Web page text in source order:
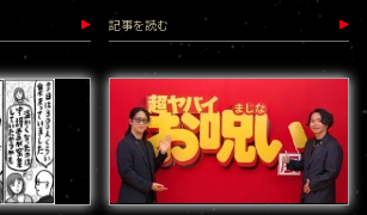
記事を読む